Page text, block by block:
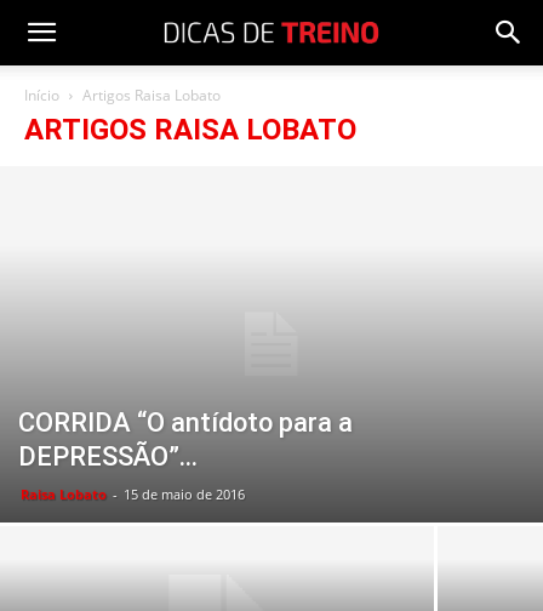
Início Artigos Raisa Lobato
ARTIGOS RAISA LOBATO
CORRIDA “O antídoto para a
DEPRESSÃO”…
Raisa Lobato - 15 de maio de 2016